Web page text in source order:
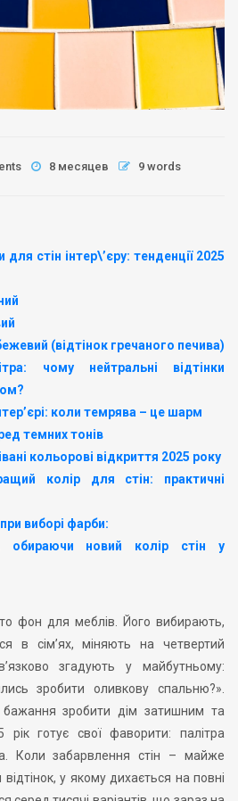
8 месяцев 9 words
стін інтер\’єру: тенденції 2025
(відтінок гречаного печива)
чому нейтральні відтінки
коли темрява – це шарм
темних тонів
кольорові відкриття 2025 року
колір для стін: практичні
виборі фарби:
обираючи новий колір стін у
фон для меблів. Його вибирають,
в сім’ях, міняють на четвертий
згадують у майбутньому:
зробити оливкову спальню?».
зробити дім затишним та
готує свої фаворити: палітра
Коли забарвлення стін – майже
у якому дихається на повні